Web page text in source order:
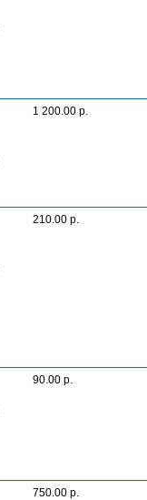
1 200.00 р.
210.00 р.
90.00 р.
750.00 р.